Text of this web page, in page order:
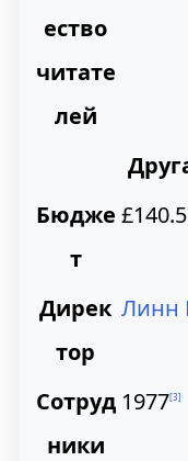
ество
читате
лей
Бюдже
т
Дирек
тор
Линн
Сотруд
ники
1977[3]